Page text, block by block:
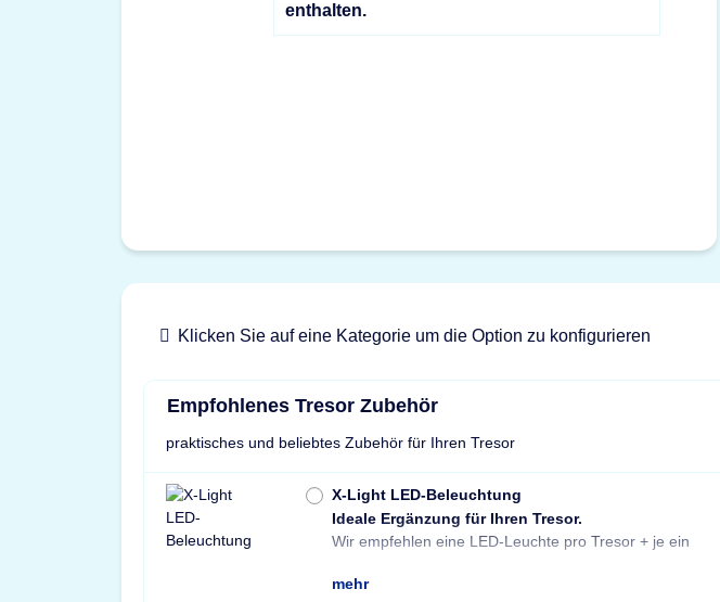
enthalten.
Klicken Sie auf eine Kategorie um die Option zu konfigurieren
Empfohlenes Tresor Zubehör
praktisches und beliebtes Zubehör für Ihren Tresor
X-Light LED-Beleuchtung
Ideale Ergänzung für Ihren Tresor.
Wir empfehlen eine LED-Leuchte pro Tresor + je ein
mehr